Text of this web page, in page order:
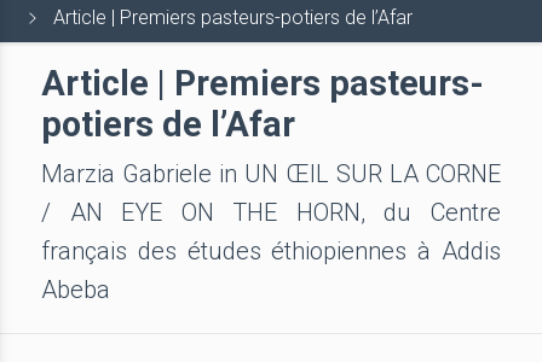
Article | Premiers pasteurs-potiers de l’Afar
Article | Premiers pasteurs-
potiers de l’Afar
Marzia Gabriele in UN ŒIL SUR LA CORNE
/ AN EYE ON THE HORN, du Centre
français des études éthiopiennes à Addis
Abeba